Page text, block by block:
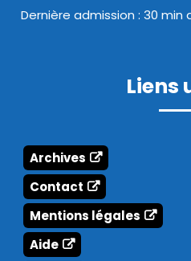
Dernière admission : 30
Liens
Archives
Contact
Mentions légales
Aide